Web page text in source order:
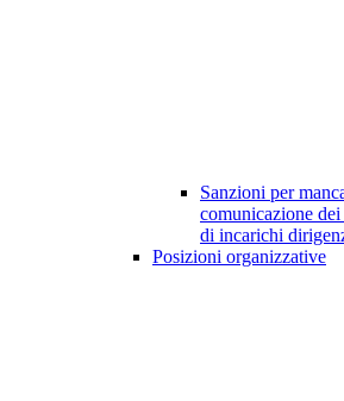
Sanzioni per
comunicazione
di incarichi
Posizioni organizzative